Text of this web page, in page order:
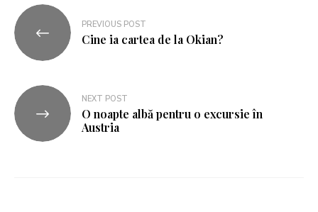
PREVIOUS POST
Cine ia cartea de la Okian?
NEXT POST
O noapte albă pentru o excursie în
Austria